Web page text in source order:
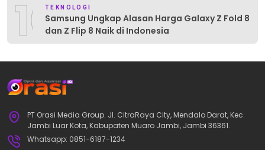
10TEKNOLOGI
Samsung Ungkap Alasan Harga Galaxy Z Fold 8
dan Z Flip 8 Naik di Indonesia
PT Orasi Media Group. Jl. CitraRaya City, Mendalo Darat, Kec.
Jambi Luar Kota, Kabupaten Muaro Jambi, Jambi 36361.
Whatsapp: 0851-6187-1234